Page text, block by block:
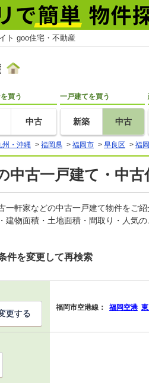
ト goo住宅・不動産
買う
中古
一戸建てを買う
新築 中古
州・沖縄 > 福岡県 > 福岡市 > 早良区 > 福
中古一戸建て・中
一軒家などの中古一戸建て物件をご
建物面積・土地面積・間取り・人気
件を変更して再検索
福岡市空港線： 福岡空港
更する